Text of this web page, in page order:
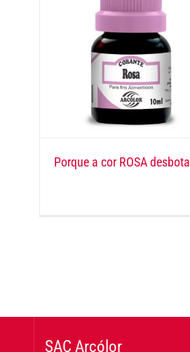
Porque a cor ROSA desbota
SAC Arcólor